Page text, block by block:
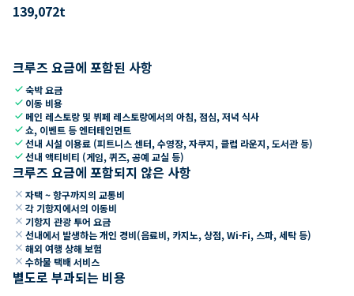
139,072t
크루즈 요금에 포함된 사항
check숙박 요금
check 이동 비용
check 메인 레스토랑 및 뷔페 레스토랑에서의 아침, 점심, 저녁 식사
check쇼, 이벤트 등 엔터테인먼트
check선내 시설 이용료 (피트니스 센터, 수영장, 자쿠지, 클럽 라운지, 도서관 등)
check선내 액티비티 (게임, 퀴즈, 공예 교실 등)
크루즈 요금에 포함되지 않은 사항
close 자택 ~ 항구까지의 교통비
close 각 기항지에서의 이동비
close 기항지 관광 투어 요금
close 선내에서 발생하는 개인 경비(음료비, 카지노, 상점, Wi-Fi, 스파, 세탁 등)
close 해외 여행 상해 보험
close 수하물 택배 서비스
별도로 부과되는 비용